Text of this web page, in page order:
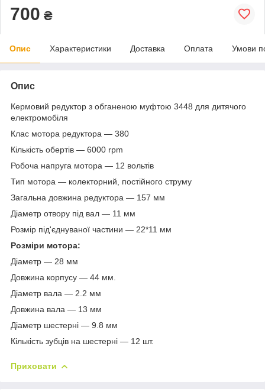
700 ₴
Опис Характеристики Доставка Оплата Умови
Опис
Кермовий редуктор з обганеною муфтою 3448 для дитячого
електромобіля
Клас мотора редуктора — 380
Кількість обертів — 6000 rpm
Робоча напруга мотора — 12 вольтів
Тип мотора — колекторний, постійного струму
Загальна довжина редуктора — 157 мм
Діаметр отвору під вал — 11 мм
Розмір під'єднуваної частини — 22*11 мм
Розміри мотора:
Діаметр — 28 мм
Довжина корпусу — 44 мм.
Діаметр вала — 2.2 мм
Довжина вала — 13 мм
Діаметр шестерні — 9.8 мм
Кількість зубців на шестерні — 12 шт.
Приховати